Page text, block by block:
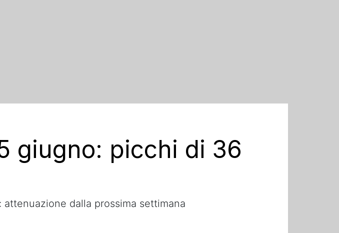
giugno: picchi di 36
dalla prossima settimana